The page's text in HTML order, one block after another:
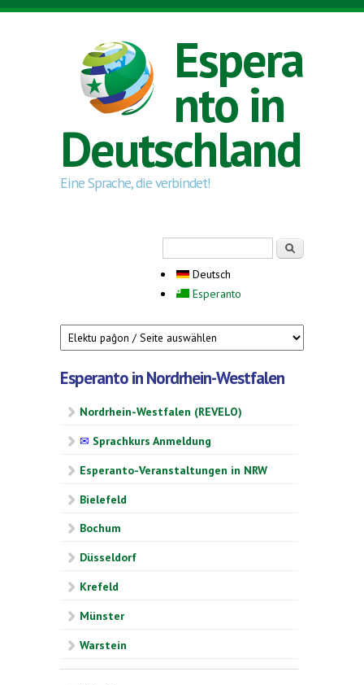
Direkt zum Inhalt
Espera
nto in
Deutschland
Eine Sprache, die verbindet!
Deutsch
Esperanto
Esperanto in Nordrhein-Westfalen
Nordrhein-Westfalen (REVELO)
✉ Sprachkurs Anmeldung
Esperanto-Veranstaltungen in NRW
Bielefeld
Bochum
Düsseldorf
Krefeld
Münster
Warstein